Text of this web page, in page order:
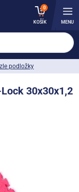
0
KOŠÍK MENU
podložky
30x30x1,2